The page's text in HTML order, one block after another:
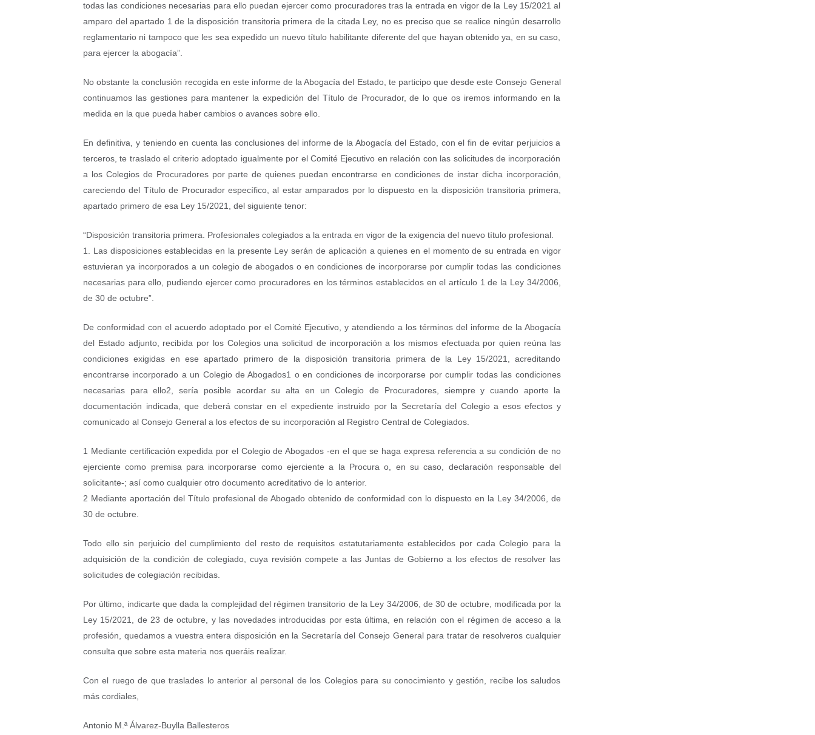
todas las condiciones necesarias para ello puedan ejercer como procuradores tras la entrada en vigor de la Ley 15/2021 al
amparo del apartado 1 de la disposición transitoria primera de la citada Ley, no es preciso que se realice ningún desarrollo
reglamentario ni tampoco que les sea expedido un nuevo título habilitante diferente del que hayan obtenido ya, en su caso,
para ejercer la abogacía”.
No obstante la conclusión recogida en este informe de la Abogacía del Estado, te participo que desde este Consejo General
continuamos las gestiones para mantener la expedición del Título de Procurador, de lo que os iremos informando en la
medida en la que pueda haber cambios o avances sobre ello.
En definitiva, y teniendo en cuenta las conclusiones del informe de la Abogacía del Estado, con el fin de evitar perjuicios a
terceros, te traslado el criterio adoptado igualmente por el Comité Ejecutivo en relación con las solicitudes de incorporación
a los Colegios de Procuradores por parte de quienes puedan encontrarse en condiciones de instar dicha incorporación,
careciendo del Título de Procurador específico, al estar amparados por lo dispuesto en la disposición transitoria primera,
apartado primero de esa Ley 15/2021, del siguiente tenor:
“Disposición transitoria primera. Profesionales colegiados a la entrada en vigor de la exigencia del nuevo título profesional.
1. Las disposiciones establecidas en la presente Ley serán de aplicación a quienes en el momento de su entrada en vigor
estuvieran ya incorporados a un colegio de abogados o en condiciones de incorporarse por cumplir todas las condiciones
necesarias para ello, pudiendo ejercer como procuradores en los términos establecidos en el artículo 1 de la Ley 34/2006,
de 30 de octubre”.
De conformidad con el acuerdo adoptado por el Comité Ejecutivo, y atendiendo a los términos del informe de la Abogacía
del Estado adjunto, recibida por los Colegios una solicitud de incorporación a los mismos efectuada por quien reúna las
condiciones exigidas en ese apartado primero de la disposición transitoria primera de la Ley 15/2021, acreditando
encontrarse incorporado a un Colegio de Abogados1 o en condiciones de incorporarse por cumplir todas las condiciones
necesarias para ello2, sería posible acordar su alta en un Colegio de Procuradores, siempre y cuando aporte la
documentación indicada, que deberá constar en el expediente instruido por la Secretaría del Colegio a esos efectos y
comunicado al Consejo General a los efectos de su incorporación al Registro Central de Colegiados.
1 Mediante certificación expedida por el Colegio de Abogados -en el que se haga expresa referencia a su condición de no
ejerciente como premisa para incorporarse como ejerciente a la Procura o, en su caso, declaración responsable del
solicitante-; así como cualquier otro documento acreditativo de lo anterior.
2 Mediante aportación del Título profesional de Abogado obtenido de conformidad con lo dispuesto en la Ley 34/2006, de
30 de octubre.
Todo ello sin perjuicio del cumplimiento del resto de requisitos estatutariamente establecidos por cada Colegio para la
adquisición de la condición de colegiado, cuya revisión compete a las Juntas de Gobierno a los efectos de resolver las
solicitudes de colegiación recibidas.
Por último, indicarte que dada la complejidad del régimen transitorio de la Ley 34/2006, de 30 de octubre, modificada por la
Ley 15/2021, de 23 de octubre, y las novedades introducidas por esta última, en relación con el régimen de acceso a la
profesión, quedamos a vuestra entera disposición en la Secretaría del Consejo General para tratar de resolveros cualquier
consulta que sobre esta materia nos queráis realizar.
Con el ruego de que traslades lo anterior al personal de los Colegios para su conocimiento y gestión, recibe los saludos
más cordiales,
Antonio M.ª Álvarez-Buylla Ballesteros